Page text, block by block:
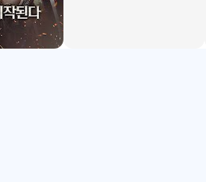
팔라딘 클래스의 밸런스가 조정될
전투 환경과 클래스 간 밸런스를
조정되며, 보다 균형 있는 전투 경